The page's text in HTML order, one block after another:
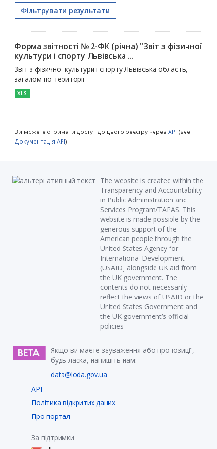
Фільтрувати результати
Форма звітності № 2-ФК (річна) "Звіт з фізичної
культури і спорту Львівська ...
Звіт з фізичної культури і спорту Львівська область,
загалом по території
XLS
Ви можете отримати доступ до цього реєстру через API (see
Документація API).
The website is created within the
Transparency and Accountability
in Public Administration and
Services Program/TAPAS. This
website is made possible by the
generous support of the
American people through the
United States Agency for
International Development
(USAID) alongside UK aid from
the UK government. The
contents do not necessarily
reflect the views of USAID or the
United States Government and
the UK government’s official
policies.
Якщо ви маєте зауваження або пропозиції,
будь ласка, напишіть нам:
data@loda.gov.ua
API
Політика відкритих даних
Про портал
За підтримки